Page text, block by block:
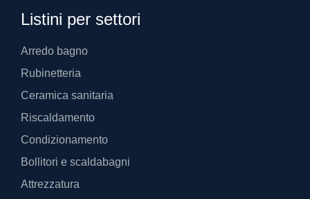
Listini per settori
Arredo bagno
Rubinetteria
Ceramica sanitaria
Riscaldamento
Condizionamento
Bollitori e scaldabagni
Attrezzatura